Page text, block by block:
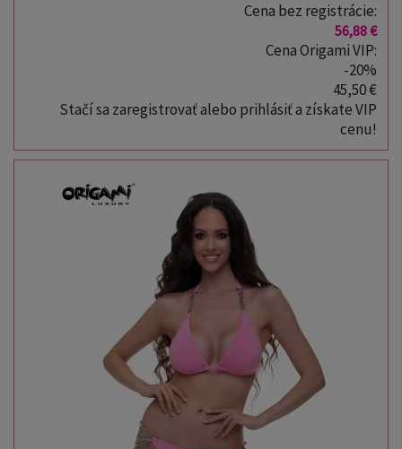
Cena bez registrácie:
56,88 €
Cena Origami VIP:
-20%
45,50 €
Stačí sa zaregistrovať alebo prihlásiť a získate VIP
cenu!